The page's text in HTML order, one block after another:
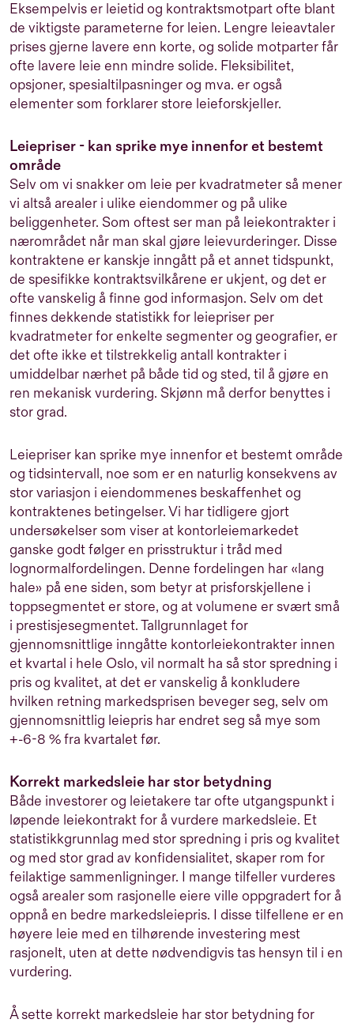
Eksempelvis er leietid og kontraktsmotpart ofte blant
de viktigste parameterne for leien. Lengre leieavtaler
prises gjerne lavere enn korte, og solide motparter får
ofte lavere leie enn mindre solide. Fleksibilitet,
opsjoner, spesialtilpasninger og mva. er også
elementer som forklarer store leieforskjeller.
Leiepriser - kan sprike mye innenfor et bestemt
område
Selv om vi snakker om leie per kvadratmeter så mener
vi altså arealer i ulike eiendommer og på ulike
beliggenheter. Som oftest ser man på leiekontrakter i
nærområdet når man skal gjøre leievurderinger. Disse
kontraktene er kanskje inngått på et annet tidspunkt,
de spesifikke kontraktsvilkårene er ukjent, og det er
ofte vanskelig å finne god informasjon. Selv om det
finnes dekkende statistikk for leiepriser per
kvadratmeter for enkelte segmenter og geografier, er
det ofte ikke et tilstrekkelig antall kontrakter i
umiddelbar nærhet på både tid og sted, til å gjøre en
ren mekanisk vurdering. Skjønn må derfor benyttes i
stor grad.
Leiepriser kan sprike mye innenfor et bestemt område
og tidsintervall, noe som er en naturlig konsekvens av
stor variasjon i eiendommenes beskaffenhet og
kontraktenes betingelser. Vi har tidligere gjort
undersøkelser som viser at kontorleiemarkedet
ganske godt følger en prisstruktur i tråd med
lognormalfordelingen. Denne fordelingen har «lang
hale» på ene siden, som betyr at prisforskjellene i
toppsegmentet er store, og at volumene er svært små
i prestisjesegmentet. Tallgrunnlaget for
gjennomsnittlige inngåtte kontorleiekontrakter innen
et kvartal i hele Oslo, vil normalt ha så stor spredning i
pris og kvalitet, at det er vanskelig å konkludere
hvilken retning markedsprisen beveger seg, selv om
gjennomsnittlig leiepris har endret seg så mye som
+-6-8 % fra kvartalet før.
Korrekt markedsleie har stor betydning
Både investorer og leietakere tar ofte utgangspunkt i
løpende leiekontrakt for å vurdere markedsleie. Et
statistikkgrunnlag med stor spredning i pris og kvalitet
og med stor grad av konfidensialitet, skaper rom for
feilaktige sammenligninger. I mange tilfeller vurderes
også arealer som rasjonelle eiere ville oppgradert for å
oppnå en bedre markedsleiepris. I disse tilfellene er en
høyere leie med en tilhørende investering mest
rasjonelt, uten at dette nødvendigvis tas hensyn til i en
vurdering.
Å sette korrekt markedsleie har stor betydning for